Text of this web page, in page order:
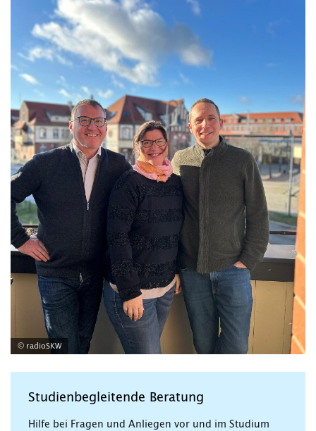
© radioSKW
Studienbegleitende Beratung
Hilfe bei Fragen und Anliegen vor und im Studium